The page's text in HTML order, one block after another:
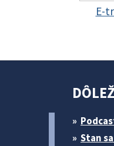
E-
Stan